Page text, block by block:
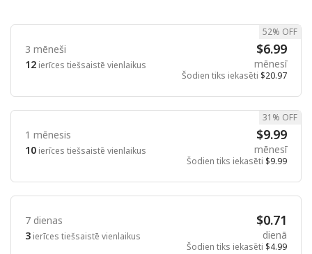
3 mēneši
12 ierīces tiešsaistē vienlaikus
$6.99
mēnesī
Šodien tiks iekasēti $20.97
52% OFF
1 mēnesis
10 ierīces tiešsaistē vienlaikus
$9.99
mēnesī
Šodien tiks iekasēti $9.99
31% OFF
7 dienas
3 ierīces tiešsaistē vienlaikus
$0.71
dienā
Šodien tiks iekasēti $4.99